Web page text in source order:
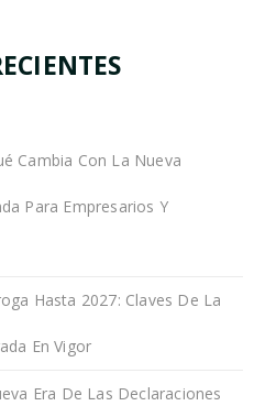
Cambia Con La Nueva
Para Empresarios Y
Hasta 2027: Claves De La
En Vigor
Era De Las Declaraciones